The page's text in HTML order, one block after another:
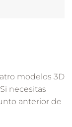
modelos 3D
necesitas
anterior de